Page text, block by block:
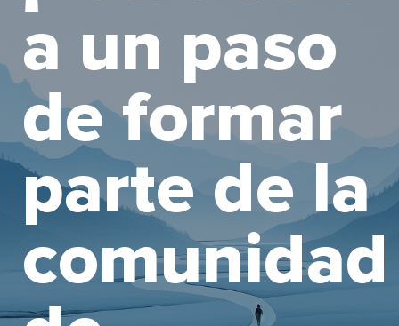
a un paso
de formar
parte de la
comunidad